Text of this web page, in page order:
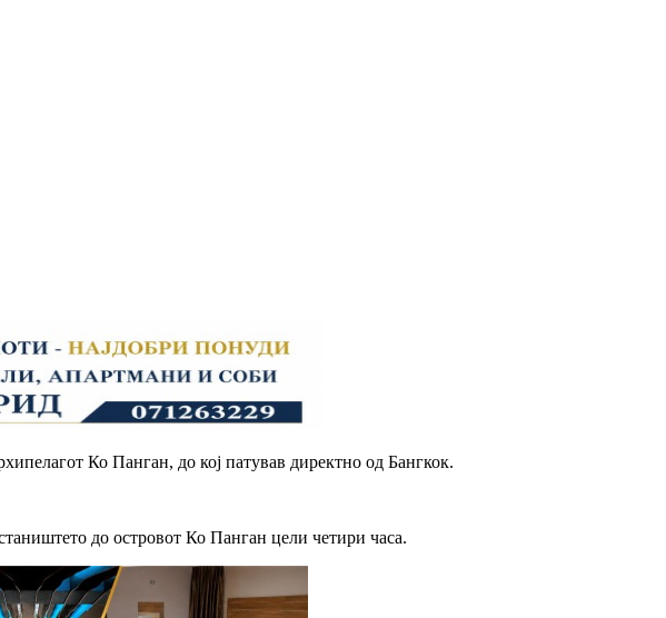
Ко Панган, до кој патував директно од Бангкок.
до островот Ко Панган цели четири часа.